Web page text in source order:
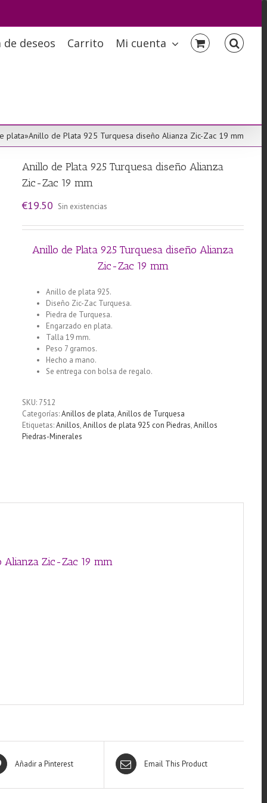
deseos Carrito Mi cuenta
plata»Anillo de Plata 925 Turquesa diseño Alianza Zic-Zac 19 mm
Anillo de Plata 925 Turquesa diseño Alianza
Zic-Zac 19 mm
€19.50 Sin existencias
Anillo de Plata 925 Turquesa diseño Alianza
Zic-Zac 19 mm
Anillo de plata 925.
Diseño Zic-Zac Turquesa.
Piedra de Turquesa.
Engarzado en plata.
Talla 19 mm.
Peso 7 gramos.
Hecho a mano.
Se entrega con bolsa de regalo.
SKU: 7512
Categorías:Anillos de plata,Anillos de Turquesa
Etiquetas:Anillos,Anillos de plata 925 con Piedras,Anillos
Piedras-Minerales
Alianza Zic-Zac 19 mm
Añadir a Pinterest Email This Product